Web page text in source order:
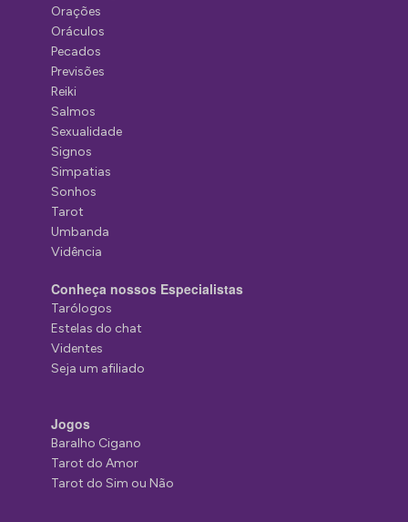
Orações
Oráculos
Pecados
Previsões
Reiki
Salmos
Sexualidade
Signos
Simpatias
Sonhos
Tarot
Umbanda
Vidência
Conheça nossos Especialistas
Tarólogos
Estelas do chat
Videntes
Seja um afiliado
Jogos
Baralho Cigano
Tarot do Amor
Tarot do Sim ou Não